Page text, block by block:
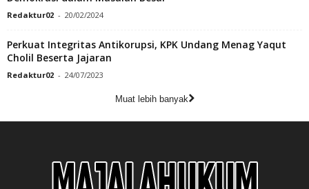
Redaktur02 - 20/02/2024
Perkuat Integritas Antikorupsi, KPK Undang Menag Yaqut
Cholil Beserta Jajaran
Redaktur02 - 24/07/2023
Muat lebih banyak